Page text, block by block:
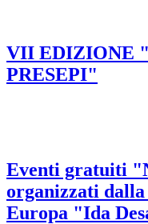
VII EDIZIONE
PRESEPI"
Eventi gratuiti
organizzati
Europa "Ida